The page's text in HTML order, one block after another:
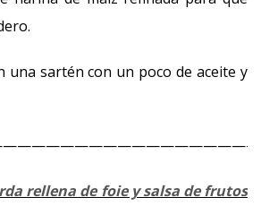
una sartén con un poco de aceite y
rellena de foie y salsa de frutos